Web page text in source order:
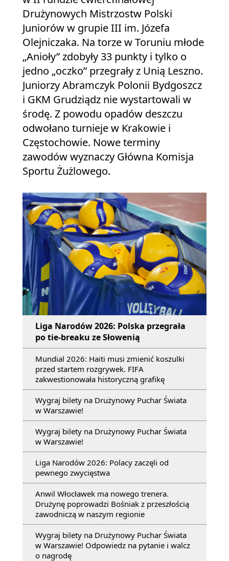
Drużynowych Mistrzostw Polski
Juniorów w grupie III im. Józefa
Olejniczaka. Na torze w Toruniu młode
„Anioły” zdobyły 33 punkty i tylko o
jedno „oczko” przegrały z Unią Leszno.
Juniorzy Abramczyk Polonii Bydgoszcz
i GKM Grudziądz nie wystartowali w
środę. Z powodu opadów deszczu
odwołano turnieje w Krakowie i
Częstochowie. Nowe terminy
zawodów wyznaczy Główna Komisja
Sportu Żużlowego.
Liga Narodów 2026: Polska przegrała
po tie-breaku ze Słowenią
Mundial 2026: Haiti musi zmienić koszulki
przed startem rozgrywek. FIFA
zakwestionowała historyczną grafikę
Wygraj bilety na Drużynowy Puchar Świata
w Warszawie!
Wygraj bilety na Drużynowy Puchar Świata
w Warszawie!
Liga Narodów 2026: Polacy zaczęli od
pewnego zwycięstwa
Anwil Włocławek ma nowego trenera.
Drużynę poprowadzi Bośniak z przeszłością
zawodniczą w naszym regionie
Wygraj bilety na Drużynowy Puchar Świata
w Warszawie! Odpowiedz na pytanie i walcz
o nagrodę